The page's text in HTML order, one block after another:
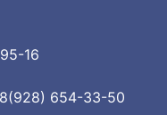
16
654-33-50